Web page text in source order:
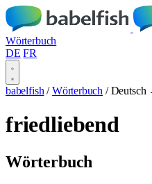
Wörterbuch
DE FR
babelfish / Wörterbuch / Deutsch
friedliebend
Wörterbuch